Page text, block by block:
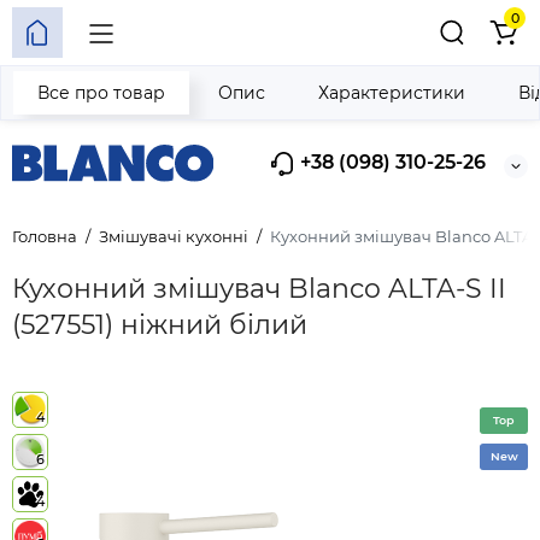
+38 (098) 310-25-26
0
Головна Змішувачі кухонні Кухонний змішувач Blanco ALTA-
Кухонний змішувач Blanco ALTA-S II
(527551) ніжний білий
Все про товар Опис Характеристики
4
6
4
Top
New